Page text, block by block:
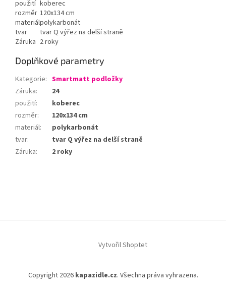
použití koberec
rozměr 120x134 cm
materiálpolykarbonát
tvar
tvar Q výřez na delší straně
Záruka 2 roky
Doplňkové parametry
Kategorie: Smartmatt podložky
Záruka:
24
použití:
koberec
rozměr:
120x134 cm
materiál:
polykarbonát
tvar:
tvar Q výřez na delší straně
Záruka: 2 roky
Vytvořil Shoptet
Copyright 2026 kapazidle.cz. Všechna práva vyhrazena.